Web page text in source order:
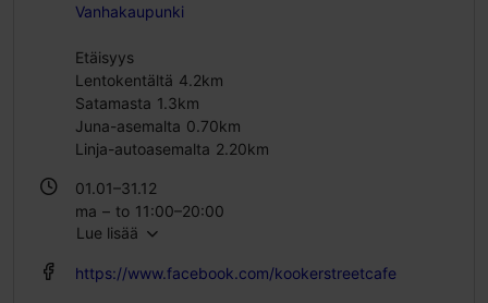
Vanhakaupunki
Etäisyys
Lentokentältä 4.2km
Satamasta 1.3km
Juna-asemalta 0.70km
Linja-autoasemalta 2.20km
01.01–31.12
ma – to 11:00–20:00
pe 11:00–21:00
Lue lisää
https://www.facebook.com/kookerstreetcafe